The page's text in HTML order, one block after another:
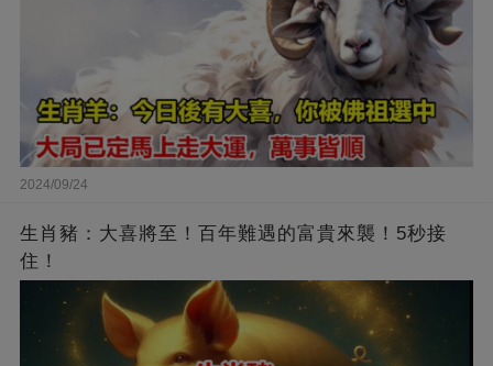
2024/09/24
生肖豬：大喜將至！百年難遇的富貴來襲！5秒接
住！